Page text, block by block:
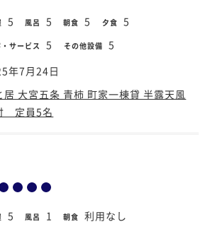
5 風呂 5 朝食 5 夕食 5
サービス 5 その他設備 5
年7月24日
居 大宮五条 青柿 町家一棟貸 半露天風
定員5名
5 風呂 1 朝食 利用なし